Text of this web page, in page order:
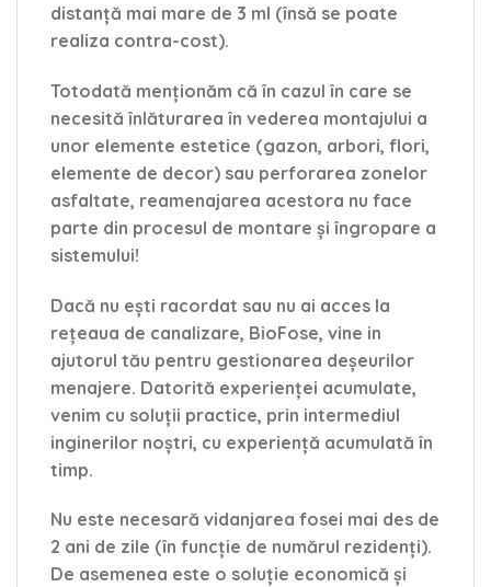
distanță mai mare de 3 ml (însă se poate
realiza contra-cost).
Totodată menționăm că în cazul în care se
necesită înlăturarea în vederea montajului a
unor elemente estetice (gazon, arbori, flori,
elemente de decor) sau perforarea zonelor
asfaltate, reamenajarea acestora nu face
parte din procesul de montare și îngropare a
sistemului!
Dacă nu ești racordat sau nu ai acces la
rețeaua de canalizare, BioFose, vine in
ajutorul tău pentru gestionarea deșeurilor
menajere. Datorită experienței acumulate,
venim cu soluții practice, prin intermediul
inginerilor noștri, cu experiență acumulată în
timp.
Nu este necesară vidanjarea fosei mai des de
2 ani de zile (în funcție de numărul rezidenți).
De asemenea este o soluție economică și